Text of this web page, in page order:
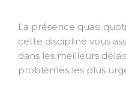
La présence quasi
cette discipline vous
dans les meilleurs
problèmes les plus